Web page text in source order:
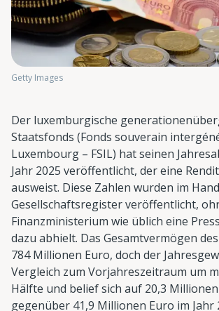
Getty Images
Der luxemburgische
Staatsfonds (Fonds souverain
Luxembourg – FSIL) hat seinen
Jahr 2025 veröffentlicht, der eine
ausweist. Diese Zahlen wurden im
Gesellschaftsregister veröffentlicht,
Finanzministerium wie üblich eine
dazu abhielt. Das Gesamtvermögen
784 Millionen Euro, doch der
Vergleich zum Vorjahreszeitraum um
Hälfte und belief sich auf 20,3
gegenüber 41,9 Millionen Euro im Jahr